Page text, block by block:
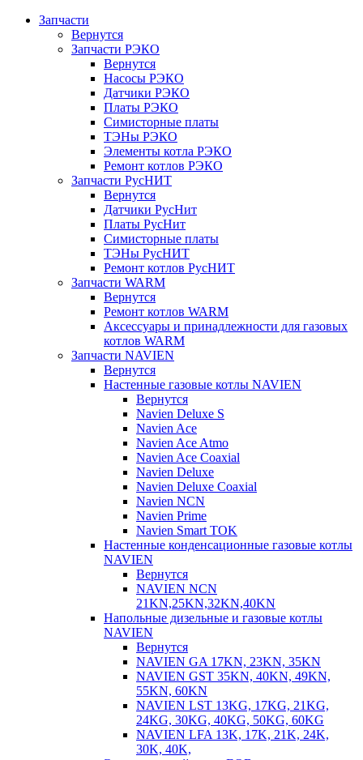
Запчасти
Вернутся
Запчасти РЭКО
Вернутся
Насосы РЭКО
Датчики РЭКО
Платы РЭКО
Симисторные платы
ТЭНы РЭКО
Элементы котла РЭКО
Ремонт котлов РЭКО
Запчасти РусНИТ
Вернутся
Датчики РусНит
Платы РусНит
Симисторные платы
ТЭНы РусНИТ
Ремонт котлов РусНИТ
Запчасти WARM
Вернутся
Ремонт котлов WARM
Аксессуары и принадлежности для газовых
котлов WARM
Запчасти NAVIEN
Вернутся
Настенные газовые котлы NAVIEN
Вернутся
Navien Deluxe S
Navien Ace
Navien Ace Atmo
Navien Ace Coaxial
Navien Deluxe
Navien Deluxe Coaxial
Navien NCN
Navien Prime
Navien Smart TOK
Настенные конденсационные газовые котлы
NAVIEN
Вернутся
NAVIEN NCN
21KN,25KN,32KN,40KN
Напольные дизельные и газовые котлы
NAVIEN
Вернутся
NAVIEN GA 17KN, 23KN, 35KN
NAVIEN GST 35KN, 40KN, 49KN,
55KN, 60KN
NAVIEN LST 13KG, 17KG, 21KG,
24KG, 30KG, 40KG, 50KG, 60KG
NAVIEN LFA 13K, 17K, 21K, 24K,
30K, 40K,